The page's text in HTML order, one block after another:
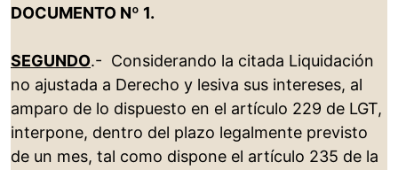
DOCUMENTO Nº 1.
SEGUNDO.- Considerando la citada Liquidación
no ajustada a Derecho y lesiva sus intereses, al
amparo de lo dispuesto en el artículo 229 de LGT,
interpone, dentro del plazo legalmente previsto
de un mes, tal como dispone el artículo 235 de la